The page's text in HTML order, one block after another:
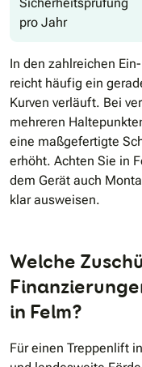
pro Jahr
In den zahlreichen
reicht häufig ein
Kurven verläuft. Bei
mehreren
eine maßgefertigte
erhöht. Achten Sie in
dem Gerät auch
klar ausweisen.
Welche
in Felm?
Für einen Treppenlift